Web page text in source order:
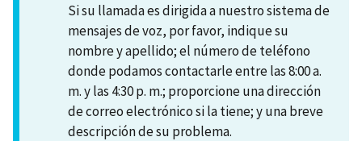
Si su llamada es dirigida a nuestro sistema de
mensajes de voz, por favor, indique su
nombre y apellido; el número de teléfono
donde podamos contactarle entre las 8:00 a.
m. y las 4:30 p. m.; proporcione una dirección
de correo electrónico si la tiene; y una breve
descripción de su problema.